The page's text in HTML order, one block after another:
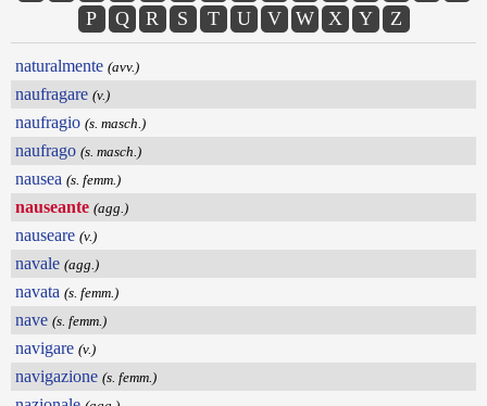
P
Q R S T U V W X Y Z
naturalmente (avv.)
naufragare (v.)
naufragio (s. masch.)
naufrago (s. masch.)
nausea (s. femm.)
nauseante (agg.)
nauseare (v.)
navale (agg.)
navata (s. femm.)
nave (s. femm.)
navigare (v.)
navigazione (s. femm.)